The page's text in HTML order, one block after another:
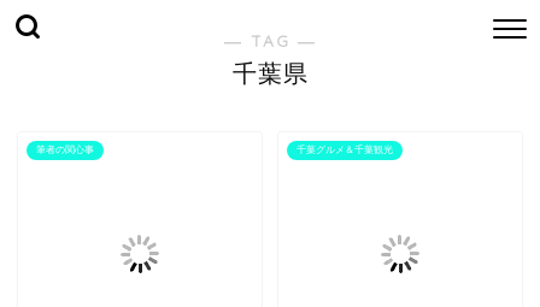
― TAG ―
千葉県
筆者の関心事 千葉グルメ＆千葉観光